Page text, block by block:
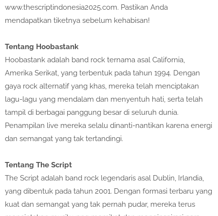
www.thescriptindonesia2025.com. Pastikan Anda
mendapatkan tiketnya sebelum kehabisan!
Tentang Hoobastank
Hoobastank adalah band rock ternama asal California,
Amerika Serikat, yang terbentuk pada tahun 1994. Dengan
gaya rock alternatif yang khas, mereka telah menciptakan
lagu-lagu yang mendalam dan menyentuh hati, serta telah
tampil di berbagai panggung besar di seluruh dunia.
Penampilan live mereka selalu dinanti-nantikan karena energi
dan semangat yang tak tertandingi.
Tentang The Script
The Script adalah band rock legendaris asal Dublin, Irlandia,
yang dibentuk pada tahun 2001. Dengan formasi terbaru yang
kuat dan semangat yang tak pernah pudar, mereka terus